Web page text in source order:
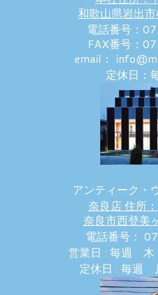
和歌山県岩出
電話番号：
FAX番号：
email：
定休日：
アンティーク・
奈良店 住所
奈良市西登美
電話番号：
営業日 : 毎週 木
定休日 : 毎週